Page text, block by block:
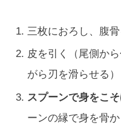
三枚におろし、腹
皮を引く（尾側か
がら刃を滑らせる）
スプーンで身をこ
ーンの縁で身を骨